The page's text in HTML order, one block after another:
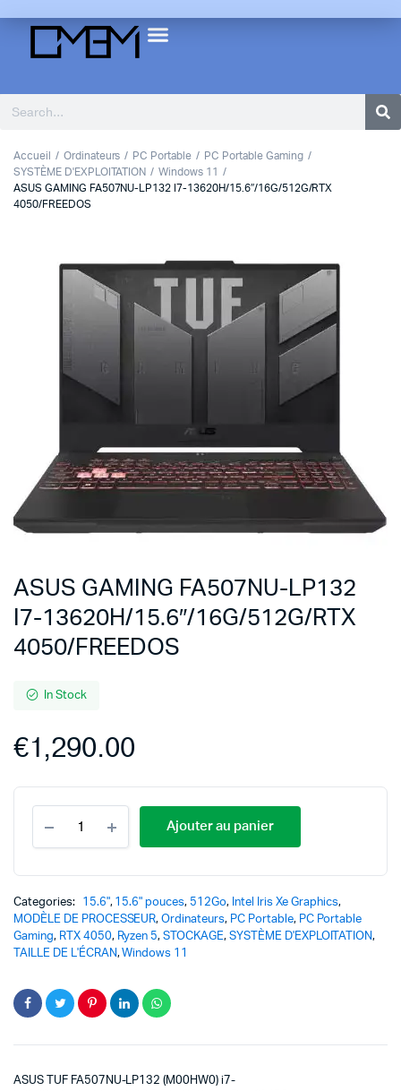
Accueil Ordinateurs PC Portable
PC Portable Gaming
SYSTÈME D'EXPLOITATION
Windows 11
ASUS GAMING FA507NU-LP132 I7-13620H/15.6″/16G/512G/RTX
4050/FREEDOS
Previous
ASUS GAMING FA507NU-LP132
I7-13620H/15.6″/16G/512G/RTX
4050/FREEDOS
In Stock
€1,290.00
Ajouter au panier
Categories: 15.6", 15.6" pouces, 512Go, Intel Iris Xe Graphics,
MODÈLE DE PROCESSEUR,Ordinateurs, PC Portable, PC Portable
Gaming, RTX 4050, Ryzen 5,STOCKAGE, SYSTÈME D'EXPLOITATION,
TAILLE DE L'ÉCRAN,Windows 11
ASUS TUF FA507NU-LP132 (M00HW0) i7-